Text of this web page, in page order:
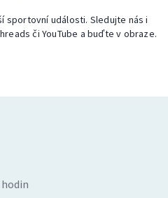
sportovní události. Sledujte nás i
či YouTube a buďte v obraze.